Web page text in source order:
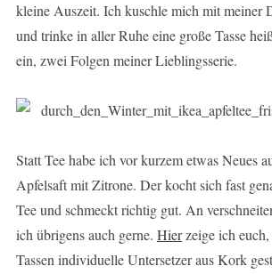
kleine Auszeit. Ich kuschle mich mit meiner
und trinke in aller Ruhe eine große Tasse
ein, zwei Folgen meiner Lieblingsserie.
Statt Tee habe ich vor kurzem etwas Neues
Apfelsaft mit Zitrone. Der kocht sich fast
Tee und schmeckt richtig gut. An
ich übrigens auch gerne. Hierzeige ich
Tassen individuelle Untersetzer aus Kork